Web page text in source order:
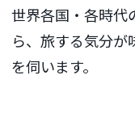
世界各国・各時代
ら、旅する気分
を伺います。